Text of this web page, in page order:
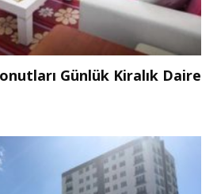
Günlük Kiralık Daire